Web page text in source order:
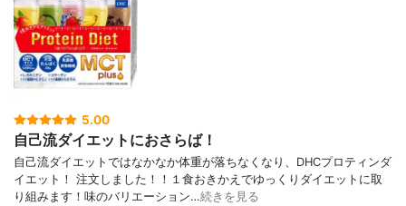
5.00
自己流ダイエットにおさらば！
自己流ダイエットではなかなか体重が落ちなくなり、DHCプロティンダ
イエット！ 注文しました！！１食おきかえでゆっくりダイエットに取
り組みます！味のバリエーション…続きを見る